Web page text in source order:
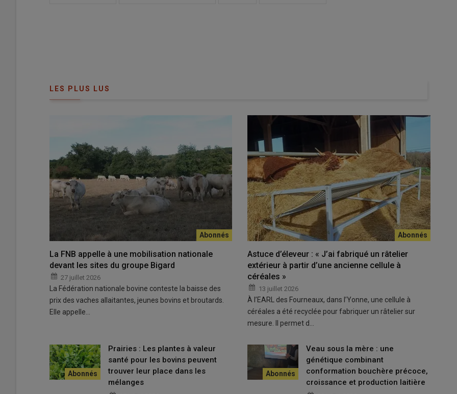
Aujourd’hui, la Nièvre compte 1 000 hectares de projets agrivoltaïques sur terres agricoles. Aucun panneau, hormis
© C. Rainon/chambre d'agriculture de la Nièvre
Sollicitée dès 2019 par des opérateurs de l’agrivoltaïsme, la chambre d’agriculture de la Nièvre
commission de 25 élus pour se pencher sur la question.
« Plutôt que de refuser ces projets, on a préféré envisager la
mise en place d’un cadre au service de l’agriculture et des territoires. Dix-huit mois de travail ont ainsi été nécessaires pour
proposer en février 2021, un cheminement à suivre pour tous les propriétaires et opérateurs afin que les projets
dossiers passent ensuite en CDPNAF puis par la préfecture »
, explique Didier Ramet, président de la chambre
d’agriculture de la Nièvre.
Le même raisonnement a été suivi plus récemment en Saône-et-Loire et devrait également aboutir à une doctrine
« Notre réflexion s’est portée autour de trois questions principales : comment sécuriser le foncier, comment
LES PLUS LUS
La FNB appelle à une mobilisation nationale
devant les sites du groupe Bigard
27 juillet 2026
La Fédération nationale bovine conteste la baisse des
prix des vaches allaitantes, jeunes bovins et broutards.
Elle appelle…
Astuce d’éleveur : « J’ai fabriqué un râtelier
extérieur à partir d’une ancienne cellule à
céréales »
13 juillet 2026
À l’EARL des Fourneaux, dans l’Yonne, une cellule à
céréales a été recyclée pour fabriquer un râtelier sur
mesure. Il permet d…
Prairies : Les plantes à valeur
santé pour les bovins peuvent
trouver leur place dans les
mélanges
Veau sous la mère : une
génétique combinant
conformation bouchère précoce,
croissance et production laitière